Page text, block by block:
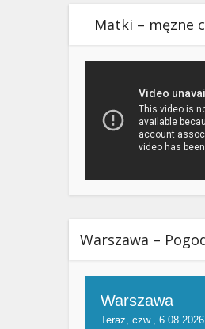
Matki – męzne
Warszawa –